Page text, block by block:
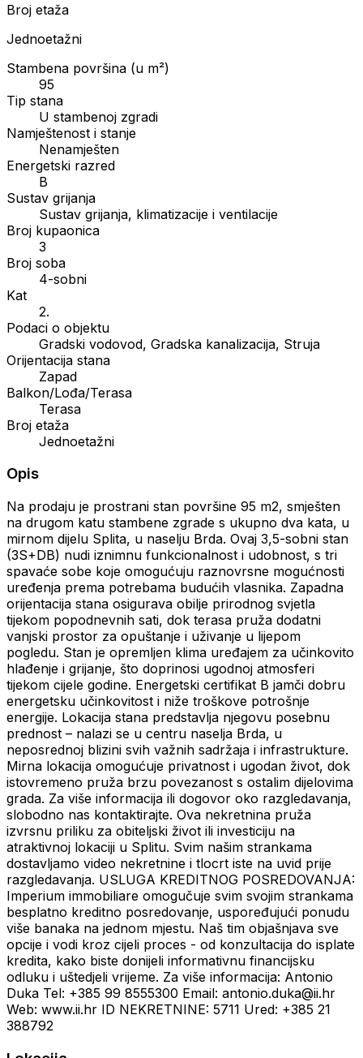
Broj etaža
Jednoetažni
Stambena površina (u m²)
95
Tip stana
U stambenoj zgradi
Namještenost i stanje
Nenamješten
Energetski razred
B
Sustav grijanja
Sustav grijanja, klimatizacije i ventilacije
Broj kupaonica
3
Broj soba
4-sobni
Kat
2.
Podaci o objektu
Gradski vodovod, Gradska kanalizacija, Struja
Orijentacija stana
Zapad
Balkon/Lođa/Terasa
Terasa
Broj etaža
Jednoetažni
Opis
Na prodaju je prostrani stan površine 95 m2, smješten
na drugom katu stambene zgrade s ukupno dva kata, u
mirnom dijelu Splita, u naselju Brda. Ovaj 3,5-sobni stan
(3S+DB) nudi iznimnu funkcionalnost i udobnost, s tri
spavaće sobe koje omogućuju raznovrsne mogućnosti
uređenja prema potrebama budućih vlasnika. Zapadna
orijentacija stana osigurava obilje prirodnog svjetla
tijekom popodnevnih sati, dok terasa pruža dodatni
vanjski prostor za opuštanje i uživanje u lijepom
pogledu. Stan je opremljen klima uređajem za učinkovito
hlađenje i grijanje, što doprinosi ugodnoj atmosferi
tijekom cijele godine. Energetski certifikat B jamči dobru
energetsku učinkovitost i niže troškove potrošnje
energije. Lokacija stana predstavlja njegovu posebnu
prednost – nalazi se u centru naselja Brda, u
neposrednoj blizini svih važnih sadržaja i infrastrukture.
Mirna lokacija omogućuje privatnost i ugodan život, dok
istovremeno pruža brzu povezanost s ostalim dijelovima
grada. Za više informacija ili dogovor oko razgledavanja,
slobodno nas kontaktirajte. Ova nekretnina pruža
izvrsnu priliku za obiteljski život ili investiciju na
atraktivnoj lokaciji u Splitu. Svim našim strankama
dostavljamo video nekretnine i tlocrt iste na uvid prije
razgledavanja. USLUGA KREDITNOG POSREDOVANJA:
Imperium immobiliare omogučuje svim svojim strankama
besplatno kreditno posredovanje, uspoređujući ponudu
više banaka na jednom mjestu. Naš tim objašnjava sve
opcije i vodi kroz cijeli proces - od konzultacija do isplate
kredita, kako biste donijeli informativnu financijsku
odluku i uštedjeli vrijeme. Za više informacija: Antonio
Duka Tel: +385 99 8555300 Email: antonio.duka@ii.hr
Web: www.ii.hr ID NEKRETNINE: 5711 Ured: +385 21
388792